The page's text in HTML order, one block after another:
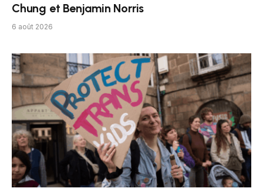
Chung et Benjamin Norris
6 août 2026